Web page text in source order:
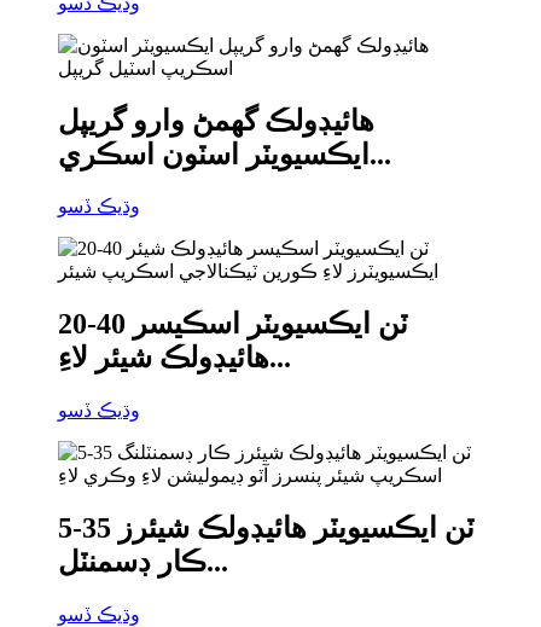
هائيڊولڪ گھمڻ وارو گريپل
ايڪسيويٽر اسٽون اسڪري...
وڌيڪ ڏسو
20-40 ٽن ايڪسيويٽر اسڪيسر
هائيڊولڪ شيئر لاءِ...
وڌيڪ ڏسو
5-35 ٽن ايڪسيويٽر هائيڊولڪ شيئرز
ڪار ڊسمنٽل...
وڌيڪ ڏسو